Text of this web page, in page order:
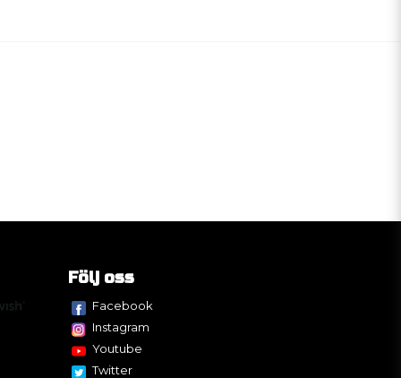
Följ oss
Facebook
Instagram
Youtube
Twitter